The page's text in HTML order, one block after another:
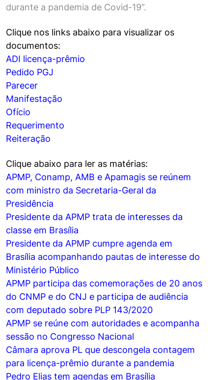
durante a pandemia de Covid-19”.
Clique nos links abaixo para visualizar os
documentos:
ADI licença-prêmio
Pedido PGJ
Parecer
Manifestação
Ofício
Requerimento
Reiteração
Clique abaixo para ler as matérias:
APMP, Conamp, AMB e Apamagis se reúnem
com ministro da Secretaria-Geral da
Presidência
Presidente da APMP trata de interesses da
classe em Brasília
Presidente da APMP cumpre agenda em
Brasília acompanhando pautas de interesse do
Ministério Público
APMP participa das comemorações de 20 anos
do CNMP e do CNJ e participa de audiência
com deputado sobre PLP 143/2020
APMP se reúne com autoridades e acompanha
sessão no Congresso Nacional
Câmara aprova PL que descongela contagem
para licença-prêmio durante a pandemia
Pedro Elias tem agendas em Brasília